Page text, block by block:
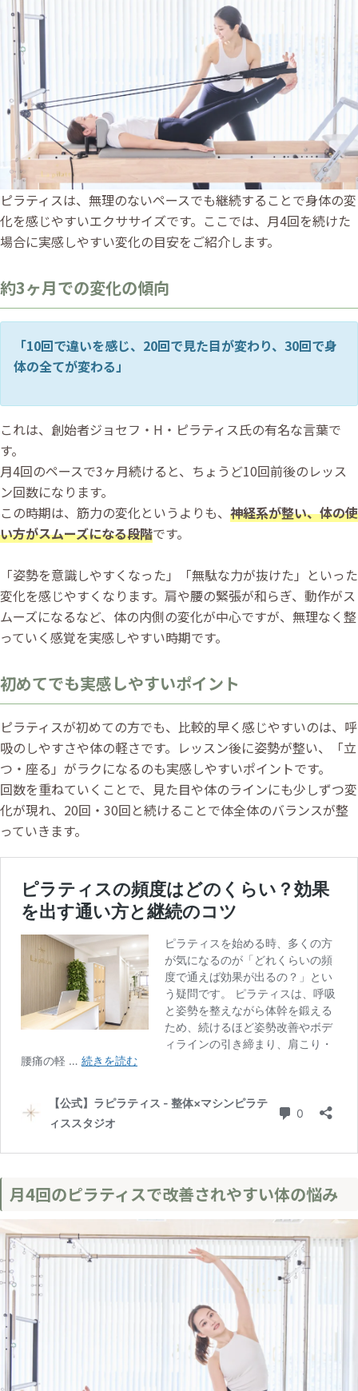
ピラティスは、無理のないペースでも継続することで身体の変
化を感じやすいエクササイズです。ここでは、月4回を続けた
場合に実感しやすい変化の目安をご紹介します。
約3ヶ月での変化の傾向
「10回で違いを感じ、20回で見た目が変わり、30回で身
体の全てが変わる」
これは、創始者ジョセフ・H・ピラティス氏の有名な言葉で
す。
月4回のペースで3ヶ月続けると、ちょうど10回前後のレッス
ン回数になります。
この時期は、筋力の変化というよりも、 神経系が整い、体の使
い方がスムーズになる段階です。
「姿勢を意識しやすくなった」「無駄な力が抜けた」といった
変化を感じやすくなります。肩や腰の緊張が和らぎ、動作がス
ムーズになるなど、体の内側の変化が中心ですが、無理なく整
っていく感覚を実感しやすい時期です。
初めてでも実感しやすいポイント
ピラティスが初めての方でも、比較的早く感じやすいのは、呼
吸のしやすさや体の軽さです。レッスン後に姿勢が整い、「立
つ・座る」がラクになるのも実感しやすいポイントです。
回数を重ねていくことで、見た目や体のラインにも少しずつ変
化が現れ、20回・30回と続けることで体全体のバランスが整
っていきます。
月4回のピラティスで改善されやすい体の悩み